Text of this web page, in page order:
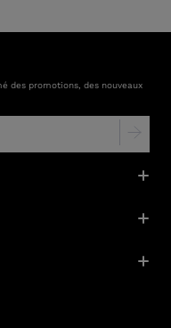
des promotions, des nouveaux